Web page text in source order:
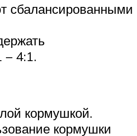
сбалансированными
– 4:1.
кормушкой.
кормушки